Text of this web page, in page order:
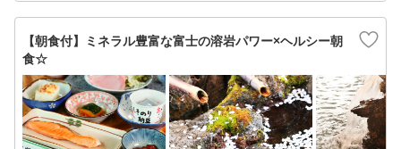
【朝食付】ミネラル豊富な富士の溶岩パワー×ヘルシー朝
食☆